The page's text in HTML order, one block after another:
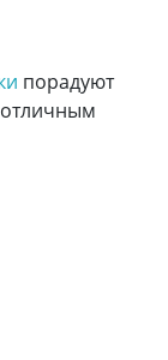
порадуют